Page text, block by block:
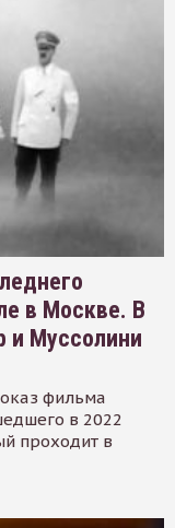
в Москве. В
и Муссолини
фильма
в 2022
проходит в